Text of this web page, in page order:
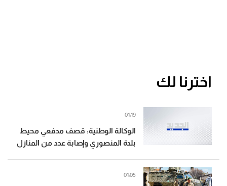
اخترنا لك
الوكالة الوطنية: قصف مدفعي محيط
بلدة المنصوري وإصابة عدد من المنازل
01:19
01:05